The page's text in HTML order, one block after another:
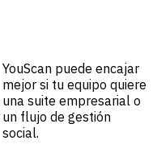
YouScan puede encajar
mejor si tu equipo quiere
una suite empresarial o
un flujo de gestión
social.